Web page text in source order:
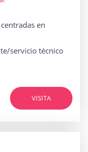
en
servicio técnico
VISITA